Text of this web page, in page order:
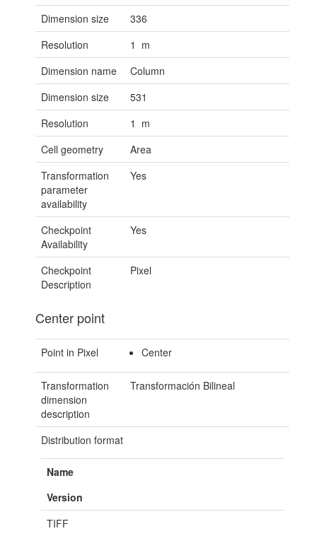
Dimension size
336
Resolution
1 m
Dimension name
Column
Dimension size
531
Resolution
1 m
Cell geometry
Area
Transformation
parameter
availability
Yes
Checkpoint
Availability
Yes
Checkpoint
Description
Pixel
Center point
Point in Pixel Center
Transformation
dimension
description
Transformación Bilineal
Distribution format
Name
Version
TIFF